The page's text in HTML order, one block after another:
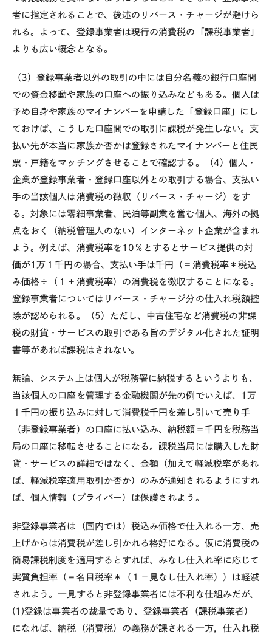
者に指定されることで、後述のリバース・チャージが避けら
れる。よって、登録事業者は現行の消費税の「課税事業者」
よりも広い概念となる。
（3）登録事業者以外の取引の中には自分名義の銀行口座間
での資金移動や家族の口座への振り込みなどもある。個人は
予め自身や家族のマイナンバーを申請した「登録口座」にし
ておけば、こうした口座間での取引に課税が発生しない。支
払い先が本当に家族か否かは登録されたマイナンバーと住民
票・戸籍をマッチングさせることで確認する。（4）個人・
企業が登録事業者・登録口座以外との取引する場合、支払い
手の当該個人は消費税の徴収（リバース・チャージ）をす
る。対象には零細事業者、民泊等副業を営む個人、海外の拠
点をおく（納税管理人のない）インターネット企業が含まれ
よう。例えば、消費税率を10％とするとサービス提供の対
価が1万１千円の場合、支払い手は千円（＝消費税率＊税込
み価格÷（１＋消費税率）の消費税を徴収することになる。
登録事業者についてはリバース・チャージ分の仕入れ税額控
除が認められる。（5）ただし、中古住宅など消費税の非課
税の財貨・サービスの取引である旨のデジタル化された証明
書等があれば課税はされない。
無論、システム上は個人が税務署に納税するというよりも、
当該個人の口座を管理する金融機関が先の例でいえば、1万
１千円の振り込みに対して消費税千円を差し引いて売り手
（非登録事業者）の口座に払い込み、納税額＝千円を税務当
局の口座に移転させることになる。課税当局には購入した財
貨・サービスの詳細ではなく、金額（加えて軽減税率があれ
ば、軽減税率適用取引か否か）のみが通知されるようにすれ
ば、個人情報（プライバー）は保護されよう。
非登録事業者は（国内では）税込み価格で仕入れる一方、売
上げからは消費税が差し引かれる格好になる。仮に消費税の
簡易課税制度を適用するとすれば、みなし仕入れ率に応じて
実質負担率（＝名目税率＊（１－見なし仕入れ率））は軽減
されよう。一見すると非登録事業者には不利な仕組みだが、
(1)登録は事業者の裁量であり、登録事業者（課税事業者）
になれば、納税（消費税）の義務が課される一方，仕入れ税